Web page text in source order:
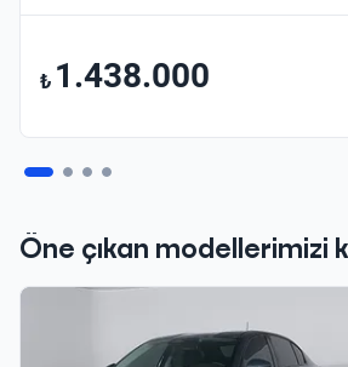
₺ 1.438.000
Öne çıkan modellerimizi